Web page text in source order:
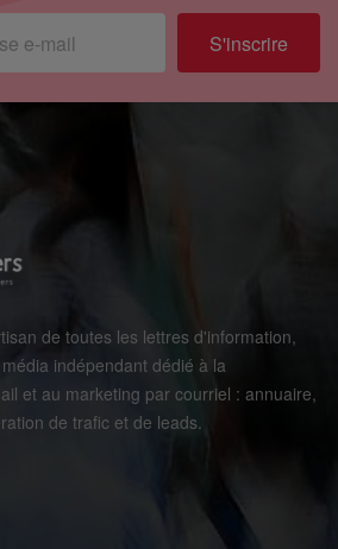
S'inscrire
de toutes les lettres d'information,
indépendant dédié à la
et au marketing par courriel : annuaire,
de trafic et de leads.